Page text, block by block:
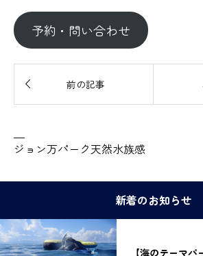
予約・問い合わせ
 前の記事
—
ジョン万パーク天然水族感
新着のお知らせ
【海のテーマ